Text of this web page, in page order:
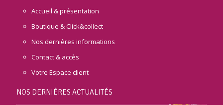
Accueil & présentation
Boutique & Click&collect
Nos dernières informations
Contact & accès
Votre Espace client
NOS DERNIÈRES ACTUALITÉS